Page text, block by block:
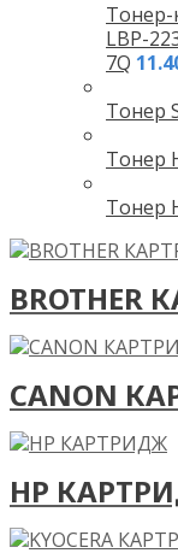
Тонер-
LBP-
7Q
Тонер
Тонер
Тонер
CANON
HP